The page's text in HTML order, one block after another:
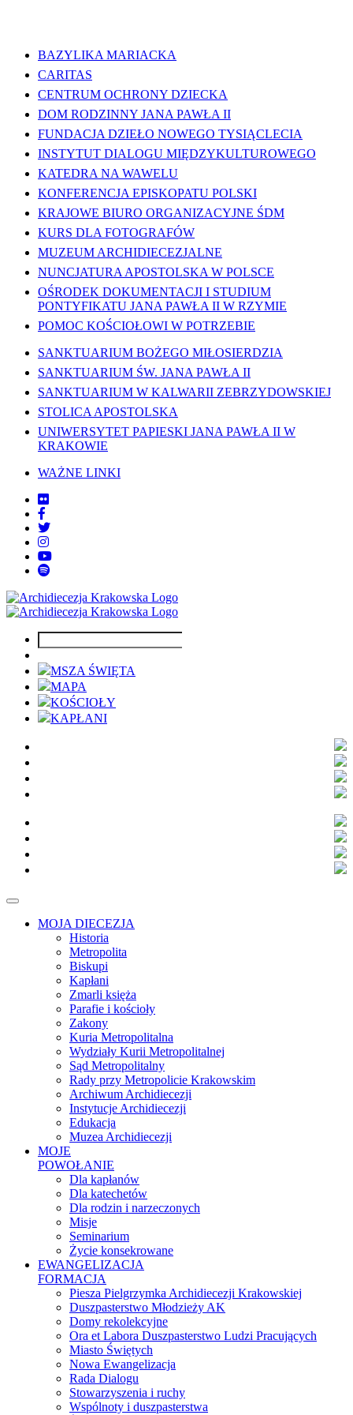
BAZYLIKA MARIACKA
CARITAS
CENTRUM OCHRONY DZIECKA
DOM RODZINNY JANA PAWŁA II
FUNDACJA DZIEŁO NOWEGO TYSIĄCLECIA
INSTYTUT DIALOGU MIĘDZYKULTUROWEGO
KATEDRA NA WAWELU
KONFERENCJA EPISKOPATU POLSKI
KRAJOWE BIURO ORGANIZACYJNE ŚDM
KURS DLA FOTOGRAFÓW
MUZEUM ARCHIDIECEZJALNE
NUNCJATURA APOSTOLSKA W POLSCE
OŚRODEK DOKUMENTACJI I STUDIUM
PONTYFIKATU JANA PAWŁA II W RZYMIE
POMOC KOŚCIOŁOWI W POTRZEBIE
SANKTUARIUM BOŻEGO MIŁOSIERDZIA
SANKTUARIUM ŚW. JANA PAWŁA II
SANKTUARIUM W KALWARII ZEBRZYDOWSKIEJ
STOLICA APOSTOLSKA
UNIWERSYTET PAPIESKI JANA PAWŁA II W
KRAKOWIE
WAŻNE LINKI
MSZA ŚWIĘTA
MAPA
KOŚCIOŁY
KAPŁANI
MOJA DIECEZJA
Historia
Metropolita
Biskupi
Kapłani
Zmarli księża
Parafie i kościoły
Zakony
Kuria Metropolitalna
Wydziały Kurii Metropolitalnej
Sąd Metropolitalny
Rady przy Metropolicie Krakowskim
Archiwum Archidiecezji
Instytucje Archidiecezji
Edukacja
Muzea Archidiecezji
MOJE
POWOŁANIE
Dla kapłanów
Dla katechetów
Dla rodzin i narzeczonych
Misje
Seminarium
Życie konsekrowane
EWANGELIZACJA
FORMACJA
Piesza Pielgrzymka Archidiecezji Krakowskiej
Duszpasterstwo Młodzieży AK
Domy rekolekcyjne
Ora et Labora Duszpasterstwo Ludzi Pracujących
Miasto Świętych
Nowa Ewangelizacja
Rada Dialogu
Stowarzyszenia i ruchy
Wspólnoty i duszpasterstwa